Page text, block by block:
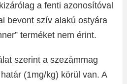
a fenti azonosítóval
bevont szív alakú ostyára
terméket nem érint.
szerint a szezámmag
(1mg/kg) körül van. A